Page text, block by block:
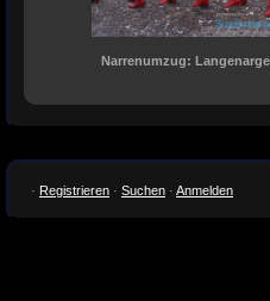
Narrenumzug:
· Registrieren · Suchen · Anmelden